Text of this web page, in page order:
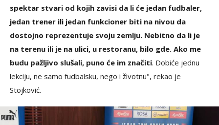
spektar stvari od kojih zavisi da li će jedan fudbaler,
jedan trener ili jedan funkcioner biti na nivou da
dostojno reprezentuje svoju zemlju. Nebitno da li je
na terenu ili je na ulici, u restoranu, bilo gde. Ako me
budu pažljivo slušali, puno će im značiti. Dobiće jednu
lekciju, ne samo fudbalsku, nego i životnu", rekao je
Stojković.